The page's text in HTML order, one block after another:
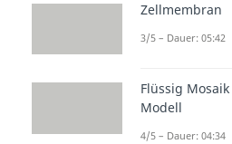
Zellmembran
3/5 – Dauer: 05:42
Flüssig Mosaik
Modell
4/5 – Dauer: 04:34